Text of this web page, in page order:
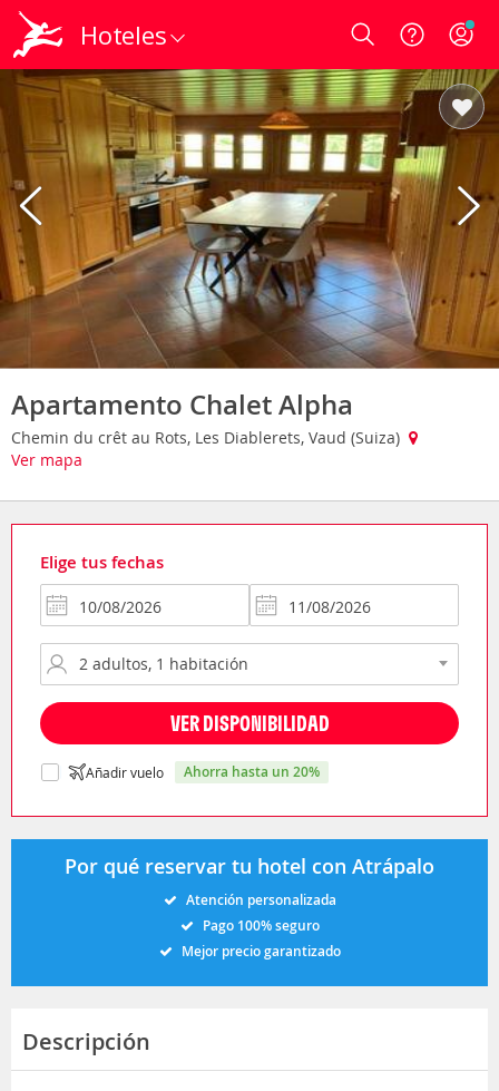
Hoteles Login
Apartamento Chalet Alpha
Chemin du crêt au Rots, Les Diablerets, Vaud (Suiza)
Ver mapa
Elige tus fechas
VER DISPONIBILIDAD
Añadir vuelo ahorra hasta un 20%
Por qué reservar tu hotel con Atrápalo
Atención personalizada
Pago 100% seguro
Mejor precio garantizado
Descripción